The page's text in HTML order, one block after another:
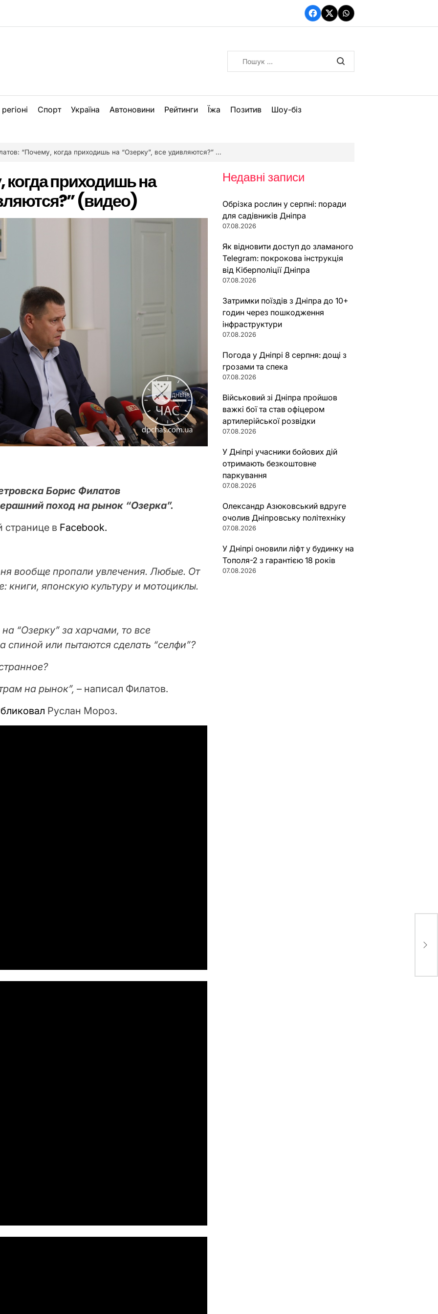
Facebook
TwitterWhatsApp
Спорт Україна Автоновини Рейтинги Їжа Позитив Шоу-біз
“Почему, когда приходишь на “Озерку”, все удивляются?” (видео)
приходишь на
(видео)
Борис Филатов
поход на рынок “Озерка”.
странице в Facebook.
вообще пропали увлечения. Любые. От
книги, японскую культуру и мотоциклы.
“Озерку” за харчами, то все
спиной или пытаются сделать “селфи”?
на рынок”,– написал Филатов.
Руслан Мороз.
Недавні записи
Обрізка рослин у серпні: поради
для садівників Дніпра
07.08.2026
Як відновити доступ до зламаного
Telegram: покрокова інструкція
від Кіберполіції Дніпра
07.08.2026
Затримки поїздів з Дніпра до 10+
годин через пошкодження
інфраструктури
07.08.2026
Погода у Дніпрі 8 серпня: дощі з
грозами та спека
07.08.2026
Військовий зі Дніпра пройшов
важкі бої та став офіцером
артилерійської розвідки
07.08.2026
У Дніпрі учасники бойових дій
отримають безкоштовне
паркування
07.08.2026
Олександр Азюковський вдруге
очолив Дніпровську політехніку
07.08.2026
У Дніпрі оновили ліфт у будинку на
Тополя-2 з гарантією 18 років
07.08.2026